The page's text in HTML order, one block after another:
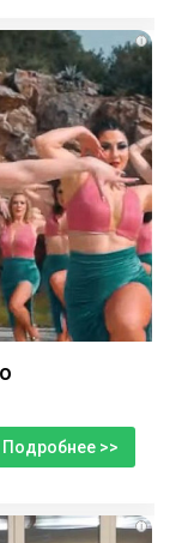
i
Подробнее >>
i